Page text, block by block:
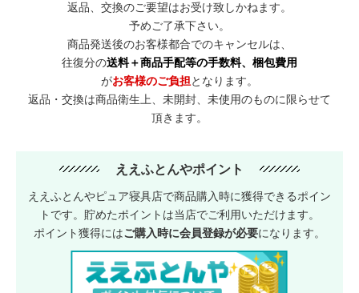
返品、交換のご要望はお受け致しかねます。
予めご了承下さい。
商品発送後のお客様都合でのキャンセルは、
往復分の送料＋商品手配等の手数料、梱包費用
がお客様のご負担となります。
返品・交換は商品衛生上、未開封、未使用のものに限らせて
頂きます。
ええふとんやポイント
ええふとんやピュア寝具店で商品購入時に獲得できるポイン
トです。貯めたポイントは当店でご利用いただけます。
ポイント獲得にはご購入時に会員登録が必要になります。